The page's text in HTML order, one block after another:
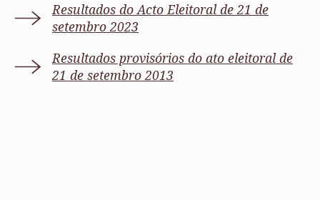
Resultados do Acto Eleitoral de 21 de
setembro 2023
Resultados provisórios do ato eleitoral de
21 de setembro 2013